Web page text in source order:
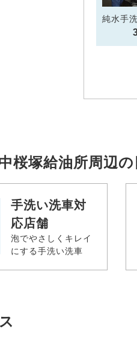
純水手
桜塚給油所周辺
手洗い洗車対
応店舗
泡でやさしくキレイ
にする手洗い洗車